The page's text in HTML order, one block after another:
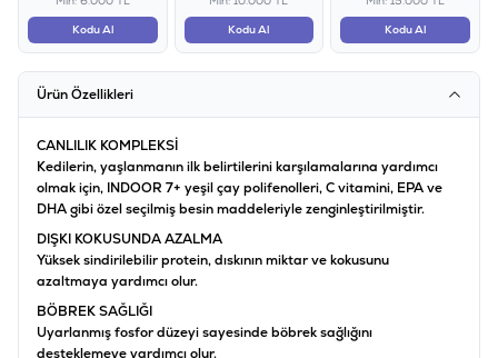
Kodu Al
Kodu Al
Kodu Al
Ürün Özellikleri
CANLILIK KOMPLEKSİ
Kedilerin, yaşlanmanın ilk belirtilerini karşılamalarına yardımcı
olmak için, INDOOR 7+ yeşil çay polifenolleri, C vitamini, EPA ve
DHA gibi özel seçilmiş besin maddeleriyle zenginleştirilmiştir.
DIŞKI KOKUSUNDA AZALMA
Yüksek sindirilebilir protein, dıskının miktar ve kokusunu
azaltmaya yardımcı olur.
BÖBREK SAĞLIĞI
Uyarlanmış fosfor düzeyi sayesinde böbrek sağlığını
desteklemeye yardımcı olur.